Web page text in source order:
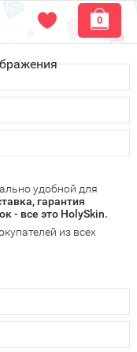
0
России.
России или
или пункте
ужена
бесплатную
в Вашем городе
способом:
и другими
удобной для
гарантия
- все это HolySkin.
из всех
по работе
рассказать о